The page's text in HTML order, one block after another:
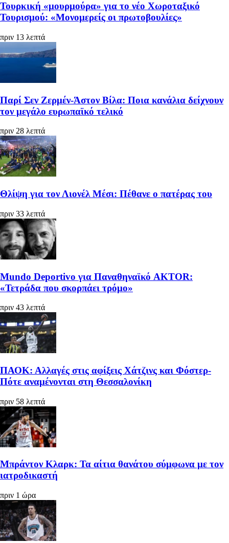
Τουρκική «μουρμούρα» για το νέο Χωροταξικό
Τουρισμού: «Μονομερείς οι πρωτοβουλίες»
πριν 13 λεπτά
Παρί Σεν Ζερμέν-Άστον Βίλα: Ποια κανάλια δείχνουν
τον μεγάλο ευρωπαϊκό τελικό
πριν 28 λεπτά
Θλίψη για τον Λιονέλ Μέσι: Πέθανε ο πατέρας του
πριν 33 λεπτά
Mundo Deportivo για Παναθηναϊκό AKTOR:
«Τετράδα που σκορπάει τρόμο»
πριν 43 λεπτά
ΠΑΟΚ: Αλλαγές στις αφίξεις Χάτζινς και Φόστερ-
Πότε αναμένονται στη Θεσσαλονίκη
πριν 58 λεπτά
Μπράντον Κλαρκ: Τα αίτια θανάτου σύμφωνα με τον
ιατροδικαστή
πριν 1 ώρα